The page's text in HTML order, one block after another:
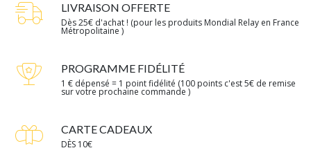
LIVRAISON OFFERTE
Dès 25€ d'achat ! (pour les produits Mondial Relay en France
Métropolitaine )
PROGRAMME FIDÉLITÉ
1 € dépensé = 1 point fidélité (100 points c'est 5€ de remise
sur votre prochaine commande )
CARTE CADEAUX
DÈS 10€